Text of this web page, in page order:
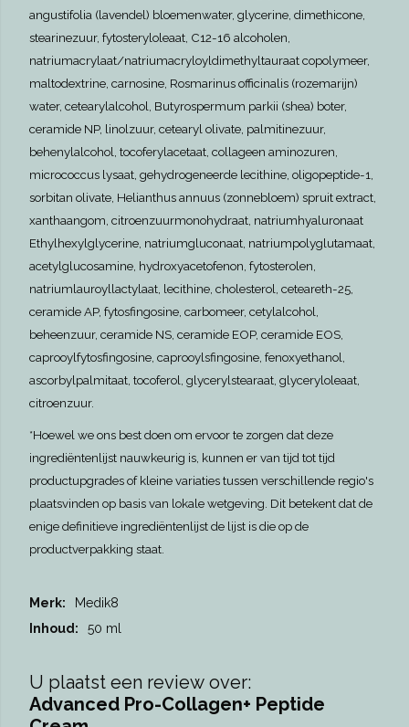
angustifolia (lavendel) bloemenwater, glycerine, dimethicone,
stearinezuur, fytosteryloleaat, C12-16 alcoholen,
natriumacrylaat/natriumacryloyldimethyltauraat copolymeer,
maltodextrine, carnosine, Rosmarinus officinalis (rozemarijn)
water, cetearylalcohol, Butyrospermum parkii (shea) boter,
ceramide NP, linolzuur, cetearyl olivate, palmitinezuur,
behenylalcohol, tocoferylacetaat, collageen aminozuren,
micrococcus lysaat, gehydrogeneerde lecithine, oligopeptide-1,
sorbitan olivate, Helianthus annuus (zonnebloem) spruit extract,
xanthaangom, citroenzuurmonohydraat, natriumhyaluronaat
Ethylhexylglycerine, natriumgluconaat, natriumpolyglutamaat,
acetylglucosamine, hydroxyacetofenon, fytosterolen,
natriumlauroyllactylaat, lecithine, cholesterol, ceteareth-25,
ceramide AP, fytosfingosine, carbomeer, cetylalcohol,
beheenzuur, ceramide NS, ceramide EOP, ceramide EOS,
caprooylfytosfingosine, caprooylsfingosine, fenoxyethanol,
ascorbylpalmitaat, tocoferol, glycerylstearaat, glyceryloleaat,
citroenzuur.
*Hoewel we ons best doen om ervoor te zorgen dat deze
ingrediëntenlijst nauwkeurig is, kunnen er van tijd tot tijd
productupgrades of kleine variaties tussen verschillende regio's
plaatsvinden op basis van lokale wetgeving. Dit betekent dat de
enige definitieve ingrediëntenlijst de lijst is die op de
productverpakking staat.
Meer
informatie
Medik8
50 ml
U plaatst een review over:
Advanced Pro-Collagen+ Peptide